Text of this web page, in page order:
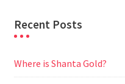
Recent Posts
Where is Shanta Gold?